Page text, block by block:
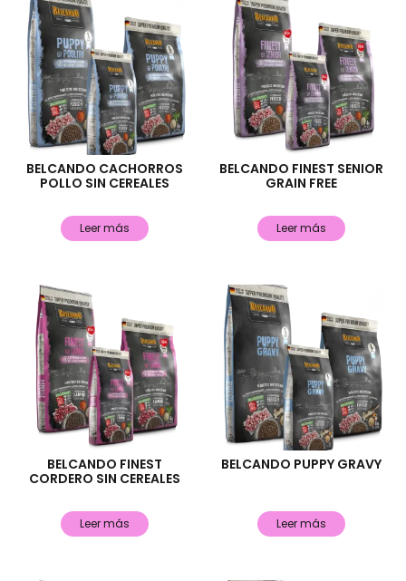
BELCANDO CACHORROS
POLLO SIN CEREALES
Leer más
BELCANDO FINEST SENIOR
GRAIN FREE
Leer más
BELCANDO FINEST
CORDERO SIN CEREALES
Leer más
BELCANDO PUPPY GRAVY
Leer más